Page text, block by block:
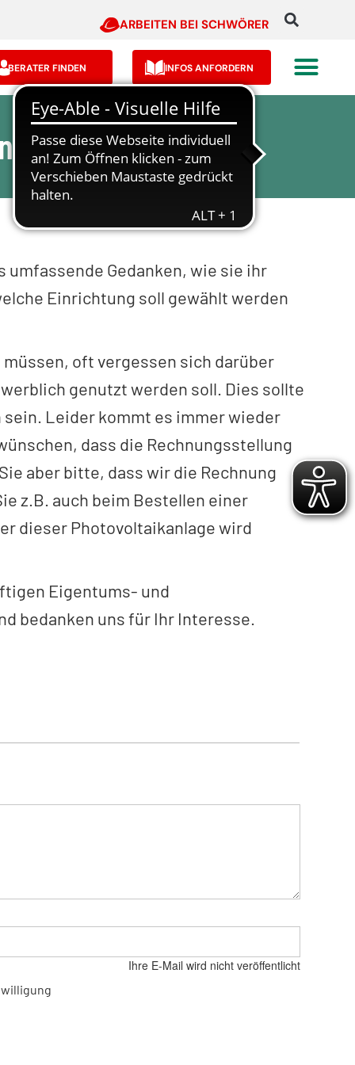
ARBEITEN BEI SCHWÖRER
BERATER FINDEN INFOS ANFORDERN
umfassende Gedanken, wie sie ihr
Einrichtung soll gewählt werden
oft vergessen sich darüber
genutzt werden soll. Dies sollte
Leider kommt es immer wieder
dass die Rechnungsstellung
aber bitte, dass wir die Rechnung
z.B. auch beim Bestellen einer
dieser Photovoltaikanlage wird
Eigentums- und
bedanken uns für Ihr Interesse.
Ihre E-Mail wird nicht veröffentlicht